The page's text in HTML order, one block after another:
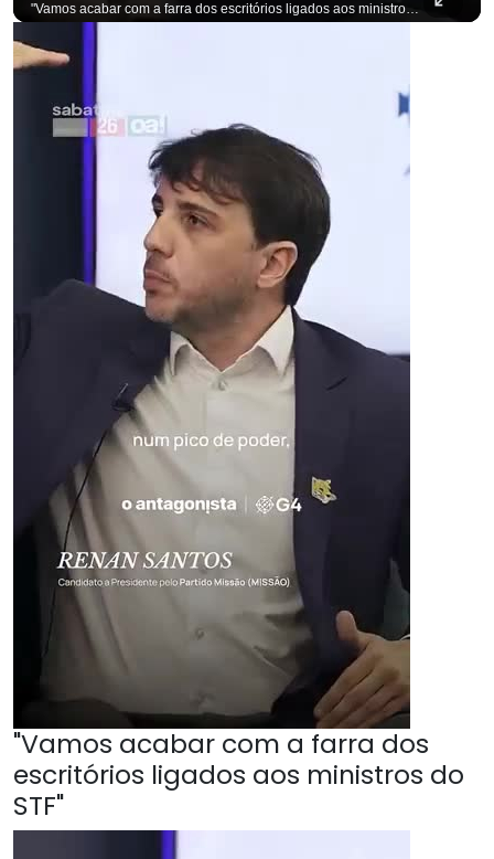
"Vamos acabar com a farra dos escritórios ligados aos ministros do STF". Essa foi a resposta de Renan Santos ao ser questionado sobre o Judiciário. Se você busca informação com credibilidade, inscreva-se agora e ative o
"Vamos acabar com a farra dos
escritórios ligados aos ministros do
STF"